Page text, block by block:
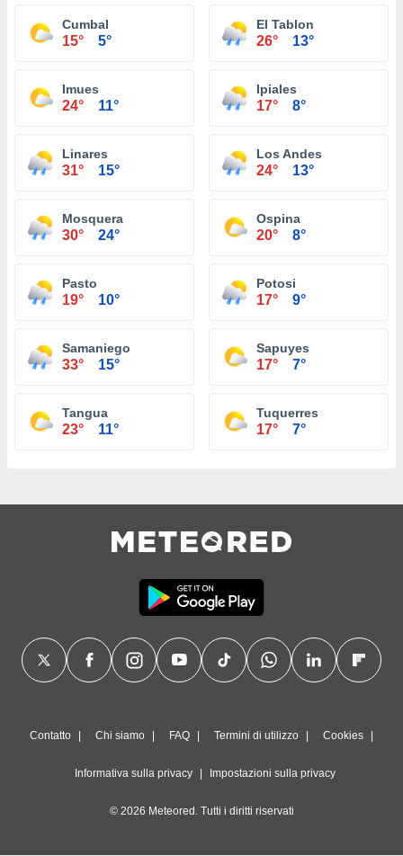
Cumbal
15° 5°
El Tablon
26° 13°
Imues
24° 11°
Ipiales
17° 8°
Linares
31° 15°
Los Andes
24° 13°
Mosquera
30° 24°
Ospina
20° 8°
Pasto
19° 10°
Potosi
17° 9°
Samaniego
33° 15°
Sapuyes
17° 7°
Tangua
23° 11°
Tuquerres
17° 7°
Contatto Chi siamo FAQ Termini di utilizzo Cookies
Informativa sulla privacy Impostazioni sulla privacy
© 2026 Meteored. Tutti i diritti riservati